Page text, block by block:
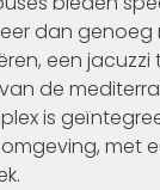
dan genoeg
een jacuzzi
de
is
met